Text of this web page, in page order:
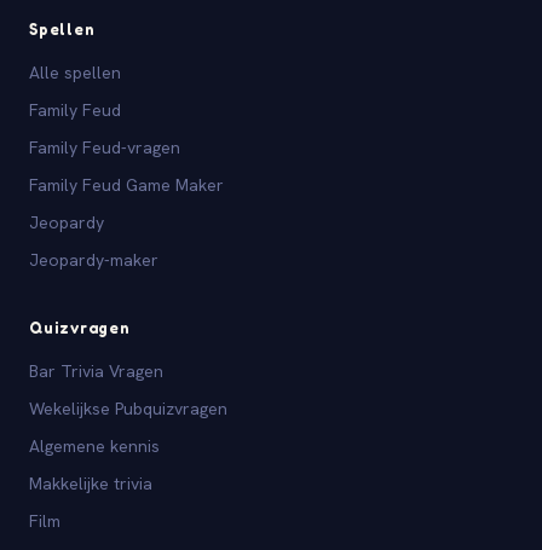
Spellen
Alle spellen
Family Feud
Family Feud-vragen
Family Feud Game Maker
Jeopardy
Jeopardy-maker
Quizvragen
Bar Trivia Vragen
Wekelijkse Pubquizvragen
Algemene kennis
Makkelijke trivia
Film